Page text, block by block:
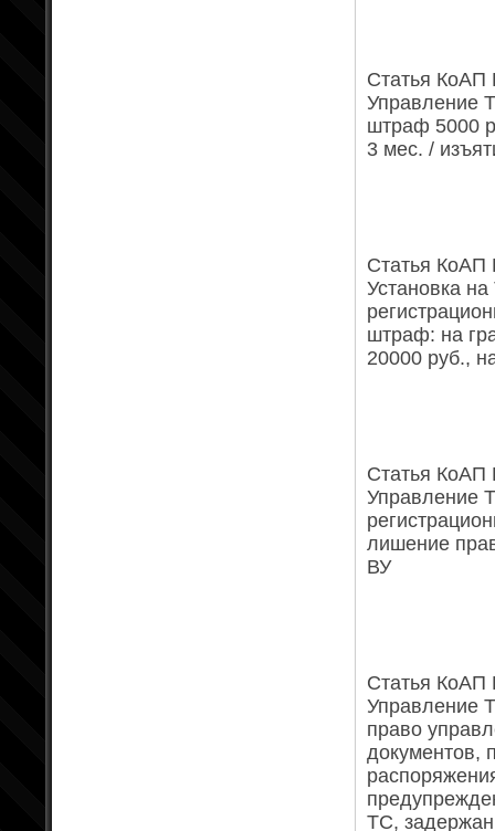
Статья КоАП
Управление
штраф 5000
3 мес. /
Статья КоАП
Установка
штраф: на
20000 руб.,
Статья КоАП
Управление
лишение
ВУ
Статья КоАП
Управление
право
документов,
ТС,